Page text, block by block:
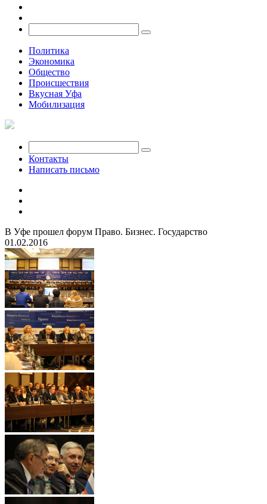
Политика
Экономика
Общество
Происшествия
Вкусная Уфа
Мобилизация
Контакты
Написать письмо
В Уфе прошел форум Право. Бизнес. Государство
01.02.2016